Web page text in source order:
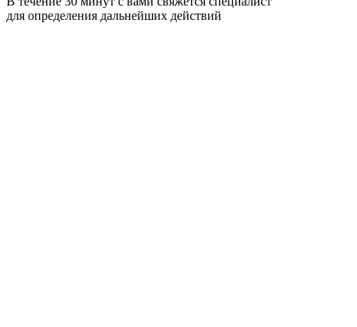
для определения дальнейших действий